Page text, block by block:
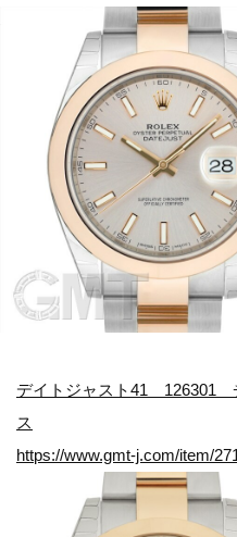
デイトジャスト41 126301
ス
https://www.gmt-j.com/item/